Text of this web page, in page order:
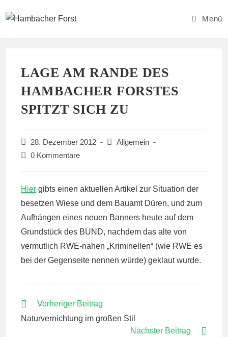
Inhalt
Menü
LAGE AM RANDE DES
HAMBACHER FORSTES
SPITZT SICH ZU
Beitrag
veröffentlicht:
28. Dezember 2012
Beitrags-
Allgemein
Beitrags-
0 Kommentare
Hier gibts einen aktuellen Artikel zur Situation der
besetzen Wiese und dem Bauamt Düren, und zum
Aufhängen eines neuen Banners heute auf dem
Grundstück des BUND, nachdem das alte von
vermutlich RWE-nahen „Kriminellen“ (wie RWE es
bei der Gegenseite nennen würde) geklaut wurde.
WEITERE
ANSEHEN
Vorheriger Beitrag
Naturvernichtung im großen Stil
Nächster Beitrag